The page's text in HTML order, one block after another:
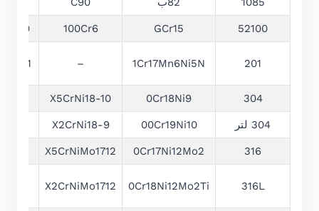
52100
GCr15
100Cr6
201
1Cr17Mn6Ni5N
–
201 S 01
304
0Cr18Ni9
X5CrNi18-10
304 لتر 00Cr19Ni10
X2CrNi18-9
316
0Cr17Ni12Mo2
X5CrNiMo1712
316L
0Cr18Ni12Mo2Ti
X2CrNiMo1712